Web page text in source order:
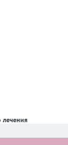
лечения